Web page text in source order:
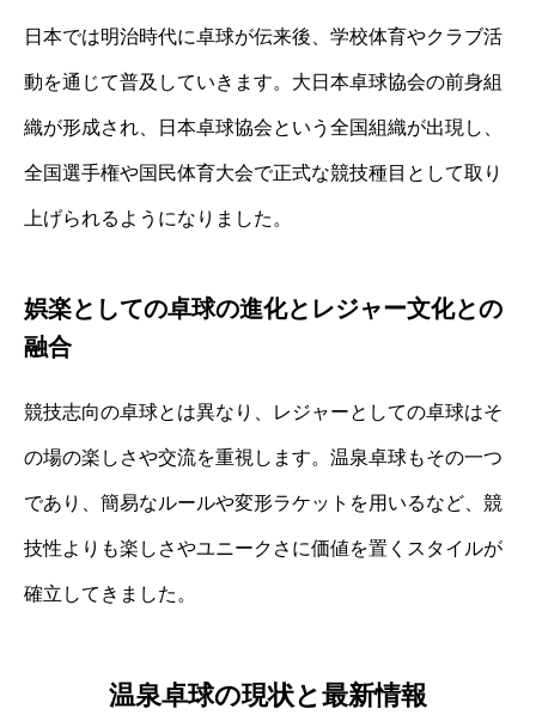
日本では明治時代に卓球が伝来後、学校体育やクラブ活
動を通じて普及していきます。大日本卓球協会の前身組
織が形成され、日本卓球協会という全国組織が出現し、
全国選手権や国民体育大会で正式な競技種目として取り
上げられるようになりました。
娯楽としての卓球の進化とレジャー文化との
融合
競技志向の卓球とは異なり、レジャーとしての卓球はそ
の場の楽しさや交流を重視します。温泉卓球もその一つ
であり、簡易なルールや変形ラケットを用いるなど、競
技性よりも楽しさやユニークさに価値を置くスタイルが
確立してきました。
温泉卓球の現状と最新情報